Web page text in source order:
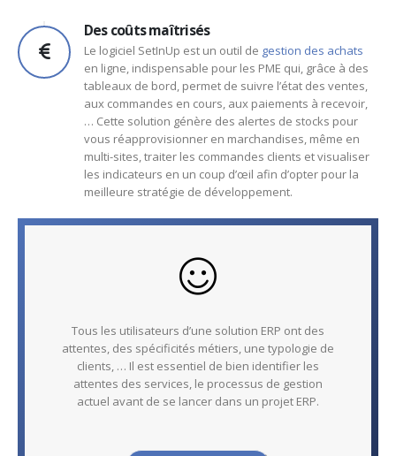
Des coûts maîtrisés
Le logiciel SetInUp est un outil de gestion des achats
en ligne, indispensable pour les PME qui, grâce à des
tableaux de bord, permet de suivre l’état des ventes,
aux commandes en cours, aux paiements à recevoir,
… Cette solution génère des alertes de stocks pour
vous réapprovisionner en marchandises, même en
multi-sites, traiter les commandes clients et visualiser
les indicateurs en un coup d’œil afin d’opter pour la
meilleure stratégie de développement.
Tous les utilisateurs d’une solution ERP ont des
attentes, des spécificités métiers, une typologie de
clients, … Il est essentiel de bien identifier les
attentes des services, le processus de gestion
actuel avant de se lancer dans un projet ERP.